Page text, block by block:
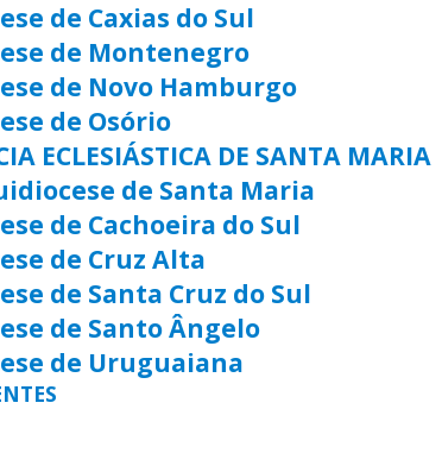
de Caxias do Sul
de Montenegro
de Novo Hamburgo
de Osório
ECLESIÁSTICA DE SANTA MARIA
de Santa Maria
de Cachoeira do Sul
de Cruz Alta
de Santa Cruz do Sul
de Santo Ângelo
de Uruguaiana